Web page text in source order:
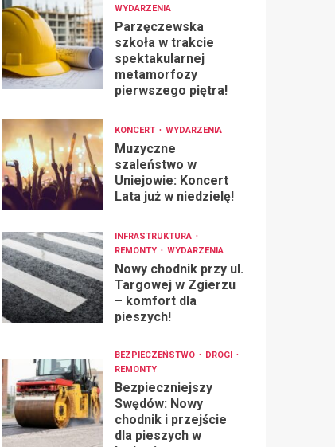
WYDARZENIA
Parzęczewska
szkoła w trakcie
spektakularnej
metamorfozy
pierwszego piętra!
KONCERT WYDARZENIA
Muzyczne
szaleństwo w
Uniejowie: Koncert
Lata już w niedzielę!
INFRASTRUKTURA
REMONTY
WYDARZENIA
Nowy chodnik przy ul.
Targowej w Zgierzu
– komfort dla
pieszych!
BEZPIECZEŃSTWO
DROGI
REMONTY
Bezpieczniejszy
Swędów: Nowy
chodnik i przejście
dla pieszych w